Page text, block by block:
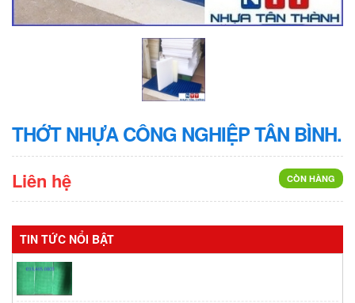
THỚT NHỰA CÔNG NGHIỆP TÂN BÌNH.
CÒN HÀNG
Liên hệ
TIN TỨC NỔI BẬTVỉ phơi bánh tráng